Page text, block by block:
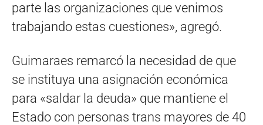
parte las organizaciones que venimos
trabajando estas cuestiones», agregó.
Guimaraes remarcó la necesidad de que
se instituya una asignación económica
para «saldar la deuda» que mantiene el
Estado con personas trans mayores de 40